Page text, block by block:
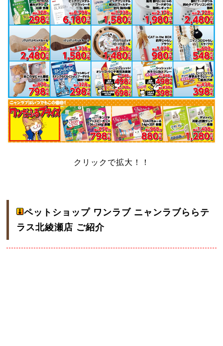
クリックで拡大！！
ペットショップ ワンラブ ニャンラブららテ
ラス北綾瀬店 ご紹介